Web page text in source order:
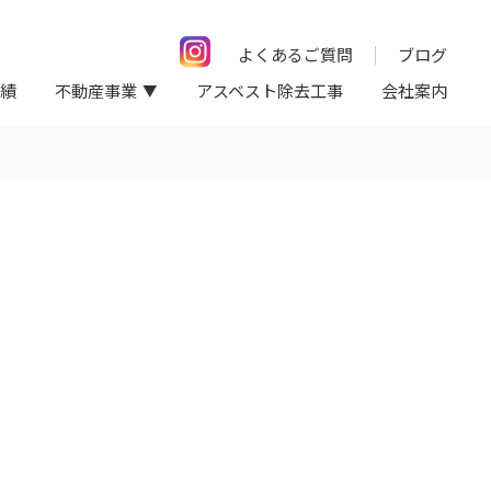
よくあるご質問
ブログ
不動産事業 アスベスト除去工事 会社案内